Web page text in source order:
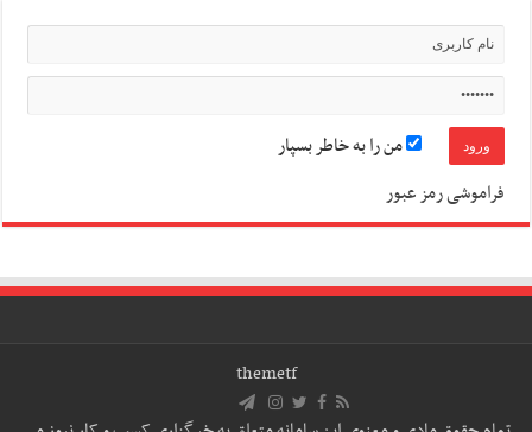
من را به خاطر بسپار
فراموشی رمز عبور
themetf